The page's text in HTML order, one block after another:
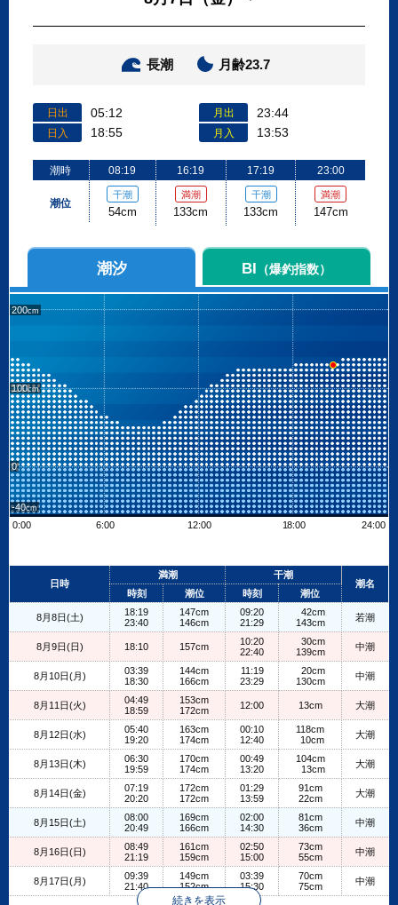
長潮 月齢23.7
日出 05:12
日入 18:55
月出 23:44
月入 13:53
潮時
潮位
08:19
干潮
54cm
16:19
満潮
133cm
17:19
干潮
133cm
23:00
満潮
147cm
潮汐 BI （爆釣指数）
200
100
0
-40
0:00
6:00 12:00 18:00 24:00
+
日時
満潮
干潮
潮名
時刻
潮位 時刻 潮位
8月8日(土)
18:19
23:40
147cm
146cm
09:20
21:29
42cm
143cm
若潮
8月9日(日) 18:10 157cm
10:20
22:40
30cm
139cm
中潮
8月10日(月)
03:39
18:30
144cm
166cm
11:19
23:29
20cm
130cm
中潮
8月11日(火)
04:49
18:59
153cm
172cm
12:00 13cm 大潮
8月12日(水)
05:40
19:20
163cm
174cm
00:10
12:40
118cm
10cm
大潮
8月13日(木)
06:30
19:59
170cm
174cm
00:49
13:20
104cm
13cm
大潮
8月14日(金)
07:19
20:20
172cm
172cm
01:29
13:59
91cm
22cm
大潮
8月15日(土)
08:00
20:49
169cm
166cm
02:00
14:30
81cm
36cm
中潮
8月16日(日)
08:49
21:19
161cm
159cm
02:50
15:00
73cm
55cm
中潮
8月17日(月)
09:39
21:40
149cm
152cm
03:39
15:30
70cm
75cm
中潮
続きを表示